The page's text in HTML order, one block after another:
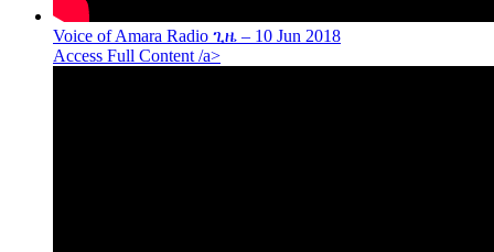
Voice of Amara Radio ጊዜ – 10 Jun 2018
Access Full Content /a>